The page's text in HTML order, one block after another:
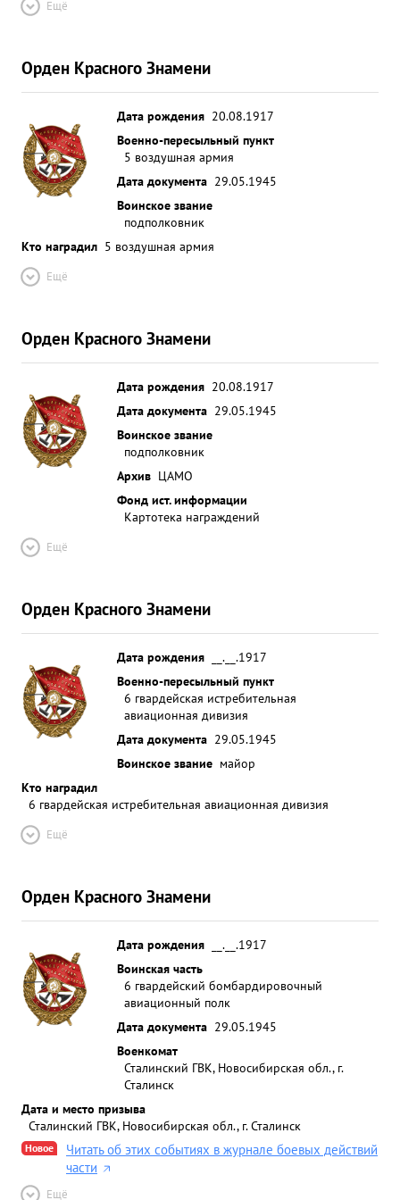
все свое летное мастерство опыт боевой работы
готовиться и выполнять боевые задания
командования. ...»
Ещё
Орден Красного Знамени
Дата рождения 20.08.1917
Военно-пересыльный пункт
5 воздушная армия
Дата документа 29.05.1945
Воинское звание
подполковник
Кто наградил 5 воздушная армия
Ещё
Орден Красного Знамени
Дата рождения 20.08.1917
Дата документа 29.05.1945
Воинское звание
подполковник
Архив ЦАМО
Фонд ист. информации
Картотека награждений
Ещё
Орден Красного Знамени
Дата рождения
__.__.1917
Военно-пересыльный пункт
6 гвардейская истребительная
авиационная дивизия
Дата документа 29.05.1945
Воинское звание майор
Кто наградил
6 гвардейская истребительная авиационная дивизия
Ещё
Орден Красного Знамени
Дата рождения
__.__.1917
Воинская часть
6 гвардейский бомбардировочный
авиационный полк
Дата документа 29.05.1945
Военкомат
Сталинский ГВК, Новосибирская обл., г.
Сталинск
Дата и место призыва
Сталинский ГВК, Новосибирская обл., г. Сталинск
Новое
Читать об этих событиях в журнале боевых действий
части
Ещё